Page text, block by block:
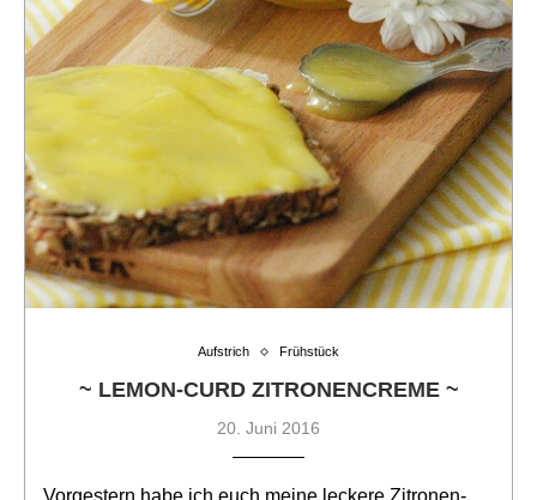
Aufstrich Frühstück
~ LEMON-CURD ZITRONENCREME ~
20. Juni 2016
Vorgestern habe ich euch meine leckere Zitronen-